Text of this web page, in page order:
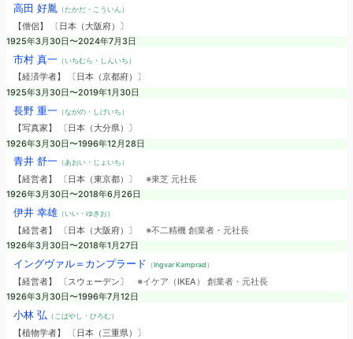
高田 好胤（たかだ・こういん）
【僧侶】 〔日本（大阪府）〕
1925年3月30日〜2024年7月3日
市村 真一（いちむら・しんいち）
【経済学者】 〔日本（京都府）〕
1925年3月30日〜2019年1月30日
長野 重一（ながの・しげいち）
【写真家】 〔日本（大分県）〕
1926年3月30日〜1996年12月28日
青井 舒一（あおい・じょいち）
【経営者】 〔日本（東京都）〕 ※東芝 元社長
1926年3月30日〜2018年6月26日
伊井 幸雄（いい・ゆきお）
【経営者】 〔日本（大阪府）〕 ※不二精機 創業者・元社長
1926年3月30日〜2018年1月27日
イングヴァル＝カンプラード （Ingvar Kamprad）
【経営者】 〔スウェーデン〕 ※イケア（IKEA） 創業者・元社長
1926年3月30日〜1996年7月12日
小林 弘 （こばやし・ひろむ）
【植物学者】 〔日本（三重県）〕